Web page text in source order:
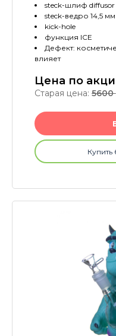
steck-шлиф diffusor
steck-ведро 14,5 мм
kick-hole
функция ICE
Дефект:
влияет
Цена по
Старая цена: 5600
Купить